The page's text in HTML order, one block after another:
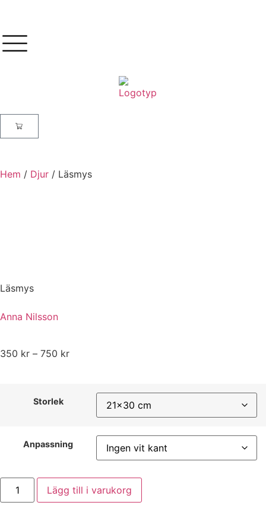
Hem / Djur / Läsmys
Läsmys
Anna Nilsson
350 kr – 750 kr
Storlek
Anpassning
Lägg till i varukorg